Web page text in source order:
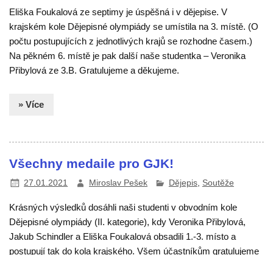
Eliška Foukalová ze septimy je úspěšná i v dějepise. V
krajském kole Dějepisné olympiády se umístila na 3. místě. (O
počtu postupujících z jednotlivých krajů se rozhodne časem.)
Na pěkném 6. místě je pak další naše studentka – Veronika
Přibylová ze 3.B. Gratulujeme a děkujeme.
» Více
Všechny medaile pro GJK!
27.01.2021 Miroslav Pešek Dějepis, Soutěže
Krásných výsledků dosáhli naši studenti v obvodním kole
Dějepisné olympiády (II. kategorie), kdy Veronika Přibylová,
Jakub Schindler a Eliška Foukalová obsadili 1.-3. místo a
postupují tak do kola krajského. Všem účastníkům gratulujeme